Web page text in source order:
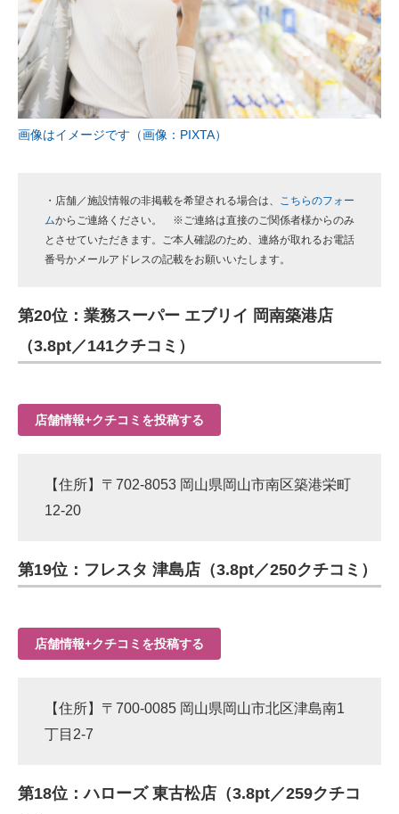
画像はイメージです（画像：PIXTA）
・店舗／施設情報の非掲載を希望される場合は、 こちらのフォー
ムからご連絡ください。 ※ご連絡は直接のご関係者様からのみ
とさせていただきます。ご本人確認のため、連絡が取れるお電話
番号かメールアドレスの記載をお願いいたします。
第20位：業務スーパー エブリイ 岡南築港店
（3.8pt／141クチコミ）
店舗情報+クチコミを投稿する
【住所】〒702-8053 岡山県岡山市南区築港栄町
12-20
第19位：フレスタ 津島店（3.8pt／250クチコミ）
店舗情報+クチコミを投稿する
【住所】〒700-0085 岡山県岡山市北区津島南1
丁目2-7
第18位：ハローズ 東古松店（3.8pt／259クチコ